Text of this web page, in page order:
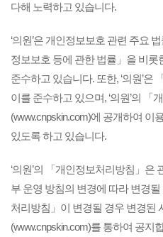
다해 노력하고 있습니다.
‘의원’은 개인정보보호 관련 주요
정보보호 등에 관한 법률」을 비
준수하고 있습니다. 또한, ‘의원’
이를 준수하고 있으며, ‘의원’의
(www.cnpskin.com)에 공개하여 이
있도록 하고 있습니다.
‘의원’의 「개인정보처리방침」은
부 운영 방침의 변경에 따라 변경될
처리방침」이 변경될 경우 변경된
(www.cnpskin.com)를 통하여 공지